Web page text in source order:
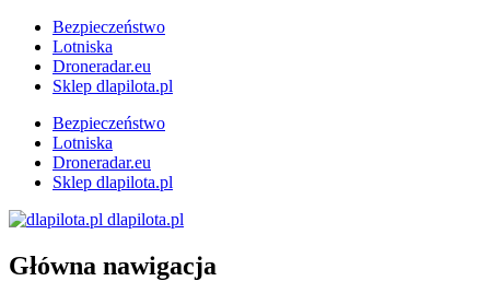
Bezpieczeństwo
Lotniska
Droneradar.eu
Sklep dlapilota.pl
Bezpieczeństwo
Lotniska
Droneradar.eu
Sklep dlapilota.pl
dlapilota.pl
Główna nawigacja